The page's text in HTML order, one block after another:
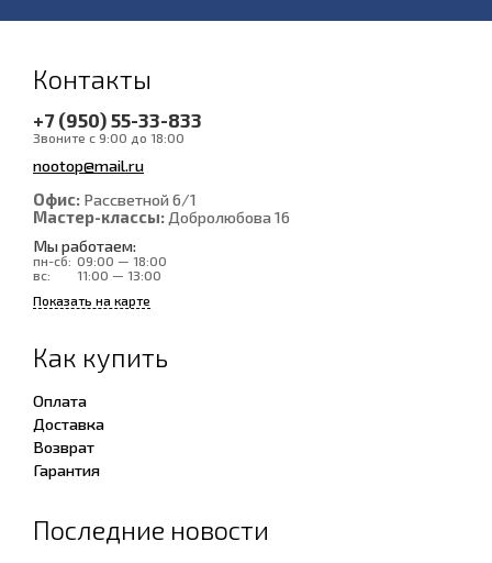
Контакты
+7 (950) 55-33-833
Звоните с 9:00 до 18:00
nootop@mail.ru
Офис: Рассветной 6/1
Мастер-классы: Добролюбова 16
Мы работаем:
пн-сб: 09:00 — 18:00
вс:
11:00 — 13:00
Показать на карте
Как купить
Оплата
Доставка
Возврат
Гарантия
Последние новости